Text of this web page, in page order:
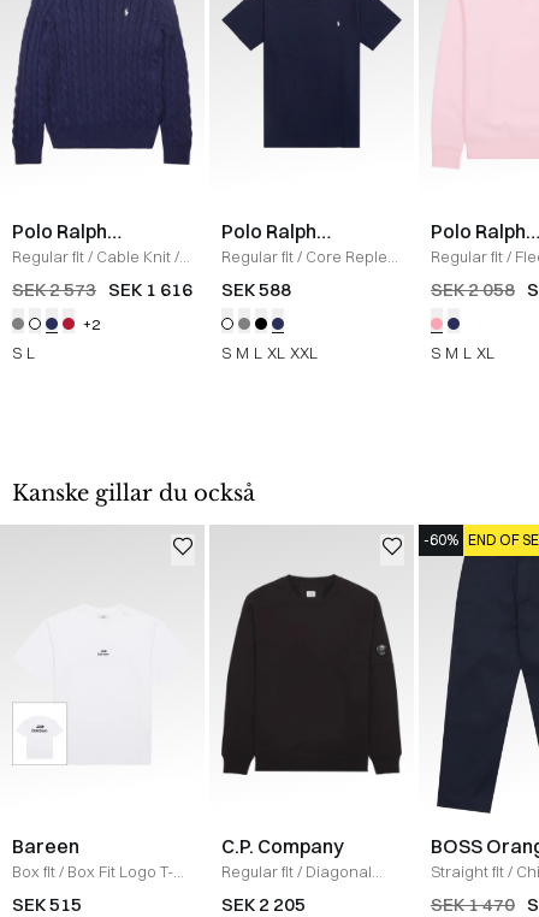
Polo Ralph
Lauren
Regular fit/ Cable Knit/
NAVY
SEK 2 573 SEK 1 616
+2
S L
Polo Ralph
Lauren
Regular fit/ Core Replen
Logo Tee
SEK 588
S M L XL XXL
Polo Ralph
Lauren
Regular fit/
Sweatshirt
SEK 2 058
S M L XL
Kanske gillar du också
Bareen
Box fit/ Box Fit Logo T-
shirt /WHITE
SEK 515
C.P. Company
Regular fit/ Diagonal
Raised Fleece Crew
SEK 2 205
-60% END OF
BOSS
Straight fit/
Straight
NAVY
SEK 1 470